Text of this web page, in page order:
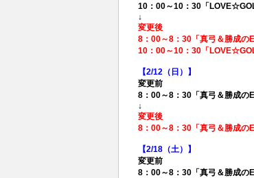
10：00～10：30「
↓
変更後
8：00～8：30「真弓＆勝成
10：00～10：30「
【2/12（日）】
変更前
8：00～8：30「真弓＆勝成
↓
変更後
8：00～8：30「真弓＆勝成
【2/18（土）】
変更前
8：00～8：30「真弓＆勝成